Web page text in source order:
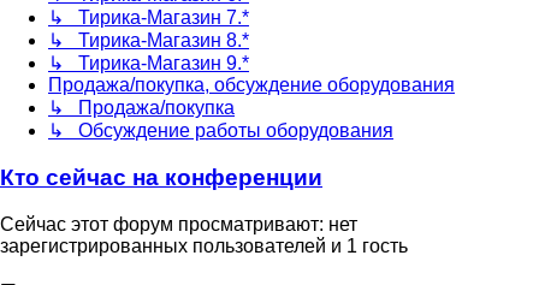
↳ Тирика-Магазин 7.*
↳ Тирика-Магазин 8.*
↳ Тирика-Магазин 9.*
Продажа/покупка, обсуждение оборудования
↳ Продажа/покупка
↳ Обсуждение работы оборудования
Кто сейчас на конференции
Сейчас этот форум просматривают: нет
зарегистрированных пользователей и 1 гость